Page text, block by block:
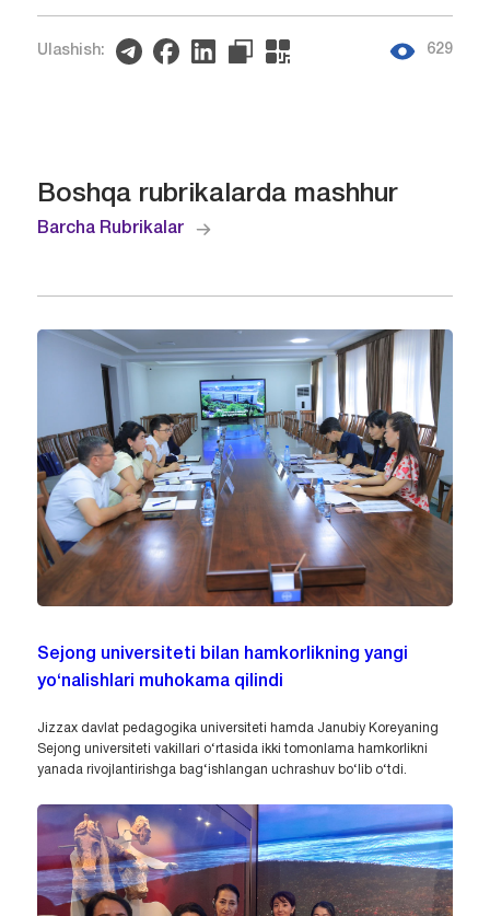
Ulashish: 629
Boshqa rubrikalarda mashhur
Barcha Rubrikalar
Sejong universiteti bilan hamkorlikning yangi
yo‘nalishlari muhokama qilindi
Jizzax davlat pedagogika universiteti hamda Janubiy Koreyaning
Sejong universiteti vakillari o‘rtasida ikki tomonlama hamkorlikni
yanada rivojlantirishga bag‘ishlangan uchrashuv bo‘lib o‘tdi.